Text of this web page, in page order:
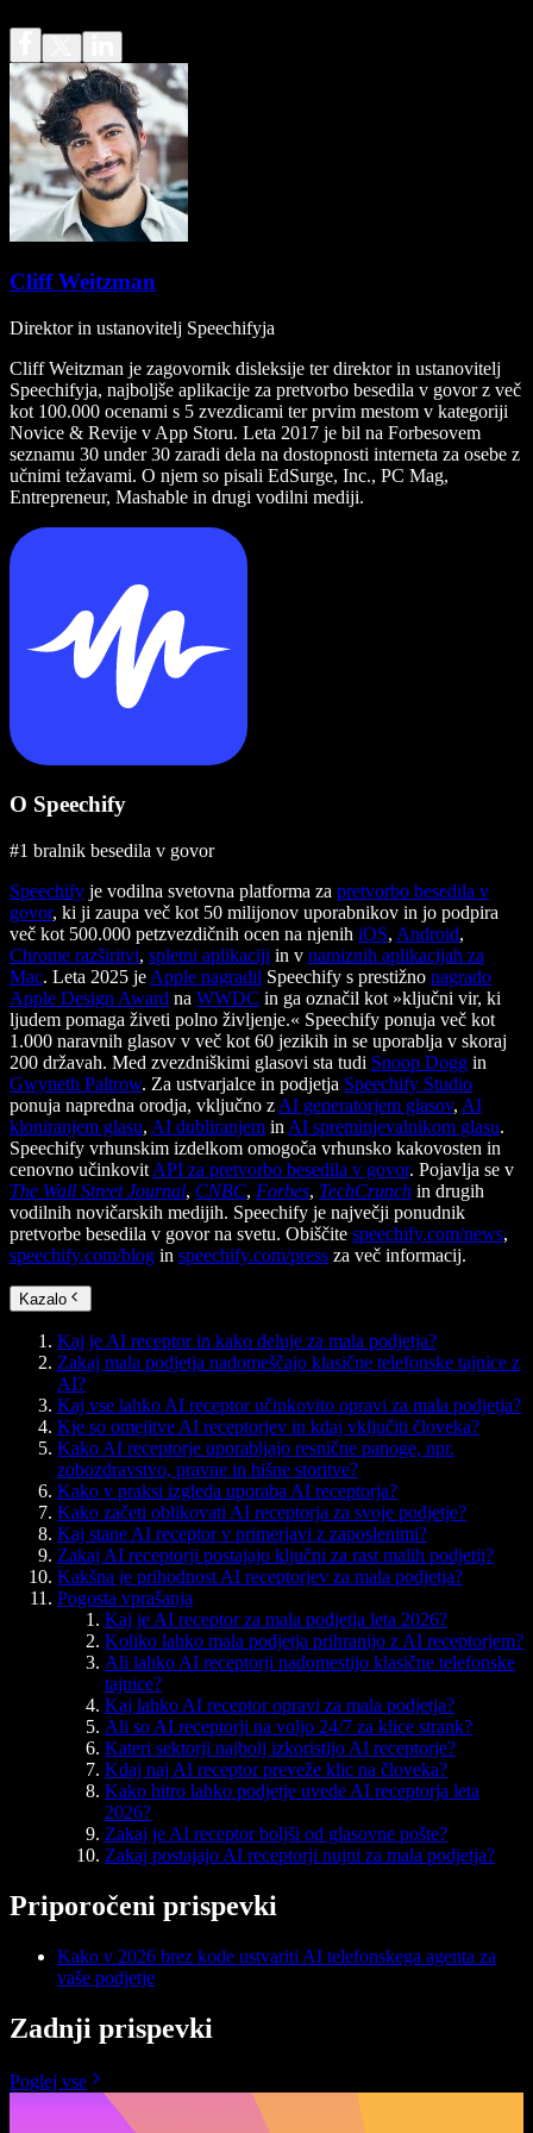
Cliff Weitzman
Direktor in ustanovitelj Speechifyja
Cliff Weitzman je zagovornik disleksije ter direktor in ustanovitelj
Speechifyja, najboljše aplikacije za pretvorbo besedila v govor z več
kot 100.000 ocenami s 5 zvezdicami ter prvim mestom v kategoriji
Novice & Revije v App Storu. Leta 2017 je bil na Forbesovem
seznamu 30 under 30 zaradi dela na dostopnosti interneta za osebe z
učnimi težavami. O njem so pisali EdSurge, Inc., PC Mag,
Entrepreneur, Mashable in drugi vodilni mediji.
O Speechify
#1 bralnik besedila v govor
Speechify je vodilna svetovna platforma za pretvorbo besedila v
govor, ki ji zaupa več kot 50 milijonov uporabnikov in jo podpira
več kot 500.000 petzvezdičnih ocen na njenih iOS, Android,
Chrome razširitvi, spletni aplikaciji in v namiznih aplikacijah za
Mac. Leta 2025 je Apple nagradil Speechify s prestižno nagrado
Apple Design Award na WWDC in ga označil kot »ključni vir, ki
ljudem pomaga živeti polno življenje.« Speechify ponuja več kot
1.000 naravnih glasov v več kot 60 jezikih in se uporablja v skoraj
200 državah. Med zvezdniškimi glasovi sta tudi Snoop Dogg in
Gwyneth Paltrow. Za ustvarjalce in podjetja Speechify Studio
ponuja napredna orodja, vključno z AI generatorjem glasov, AI
kloniranjem glasu, AI dubliranjem in AI spreminjevalnikom glasu.
Speechify vrhunskim izdelkom omogoča vrhunsko kakovosten in
cenovno učinkovit API za pretvorbo besedila v govor. Pojavlja se v
The Wall Street Journal, CNBC, Forbes, TechCrunch in drugih
vodilnih novičarskih medijih. Speechify je največji ponudnik
pretvorbe besedila v govor na svetu. Obiščite speechify.com/news,
speechify.com/blog in speechify.com/press za več informacij.
Kazalo
Kaj je AI receptor in kako deluje za mala podjetja?
Zakaj mala podjetja nadomeščajo klasične telefonske tajnice z
AI?
Kaj vse lahko AI receptor učinkovito opravi za mala podjetja?
Kje so omejitve AI receptorjev in kdaj vključiti človeka?
Kako AI receptorje uporabljajo resnične panoge, npr.
zobozdravstvo, pravne in hišne storitve?
Kako v praksi izgleda uporaba AI receptorja?
Kako začeti oblikovati AI receptorja za svoje podjetje?
Kaj stane AI receptor v primerjavi z zaposlenimi?
Zakaj AI receptorji postajajo ključni za rast malih podjetij?
Kakšna je prihodnost AI receptorjev za mala podjetja?
Pogosta vprašanja
Kaj je AI receptor za mala podjetja leta 2026?
Koliko lahko mala podjetja prihranijo z AI receptorjem?
Ali lahko AI receptorji nadomestijo klasične telefonske
tajnice?
Kaj lahko AI receptor opravi za mala podjetja?
Ali so AI receptorji na voljo 24/7 za klice strank?
Kateri sektorji najbolj izkoristijo AI receptorje?
Kdaj naj AI receptor preveže klic na človeka?
Kako hitro lahko podjetje uvede AI receptorja leta
2026?
Zakaj je AI receptor boljši od glasovne pošte?
Zakaj postajajo AI receptorji nujni za mala podjetja?
Priporočeni prispevki
Kako v 2026 brez kode ustvariti AI telefonskega agenta za
vaše podjetje
Zadnji prispevki
Poglej vse